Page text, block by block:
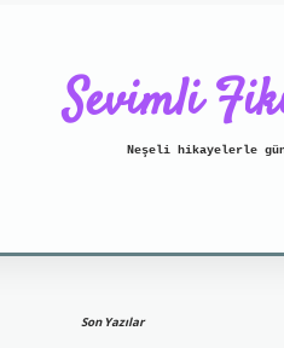
Sevimli
Neşeli hikayelerle
Son Yazılar